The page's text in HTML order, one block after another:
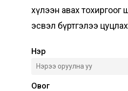
хүлээн авах тохиргоог
эсвэл бүртгэлээ
Нэр
Овог